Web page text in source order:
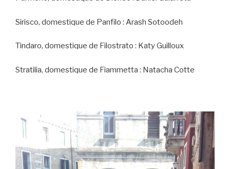
Sirisco, domestique de Panfilo : Arash Sotoodeh
Tindaro, domestique de Filostrato : Katy Guilloux
Stratilia, domestique de Fiammetta : Natacha Cotte